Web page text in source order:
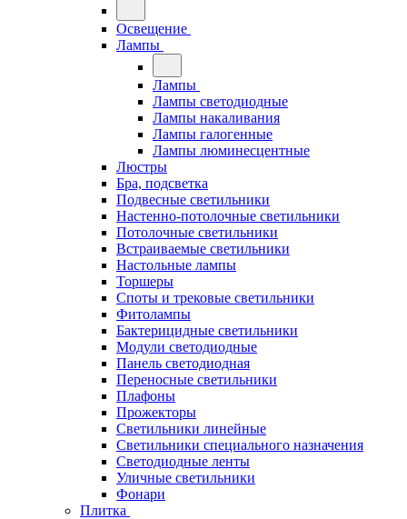
Освещение
Лампы
Лампы
Лампы светодиодные
Лампы накаливания
Лампы галогенные
Лампы люминесцентные
Люстры
Бра, подсветка
Подвесные светильники
Настенно-потолочные светильники
Потолочные светильники
Встраиваемые светильники
Настольные лампы
Торшеры
Споты и трековые светильники
Фитолампы
Бактерицидные светильники
Модули светодиодные
Панель светодиодная
Переносные светильники
Плафоны
Прожекторы
Светильники линейные
Светильники специального назначения
Светодиодные ленты
Уличные светильники
Фонари
Плитка